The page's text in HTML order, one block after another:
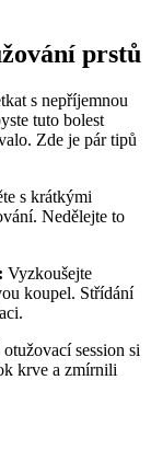
prstů
s nepříjemnou
tuto bolest
Zde je pár tipů
s krátkými
Nedělejte to
Vyzkoušejte
koupel. Střídání
session si
krve a zmírnili